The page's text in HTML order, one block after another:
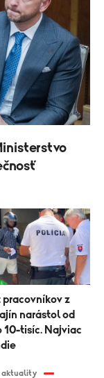
narástol od
10-tisíc. Najviac
aktuality